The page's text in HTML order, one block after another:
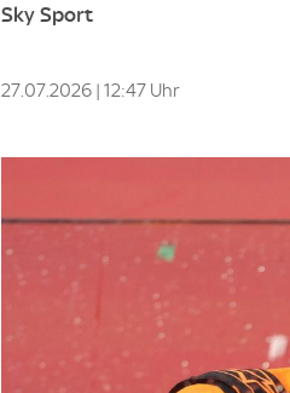
Sky Sport
27.07.2026 | 12:47 Uhr